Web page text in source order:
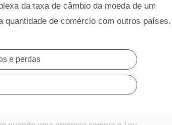
da taxa de câmbio da moeda de um
quantidade de comércio com outros países.
e perdas